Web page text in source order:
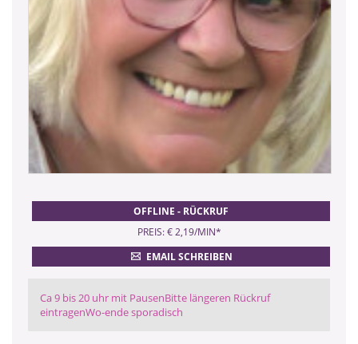
OFFLINE - RÜCKRUF
PREIS: € 2,19/MIN*
EMAIL SCHREIBEN
Ca 9 bis 20 uhr mit PausenBitte längeren Rückruf
eintragenWo-ende sporadisch